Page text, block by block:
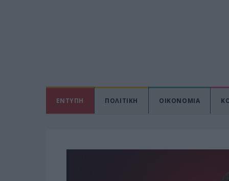
ΕΝΤΥΠΗ ΠΟΛΙΤΙΚΗ ΟΙΚΟΝΟΜΙΑ